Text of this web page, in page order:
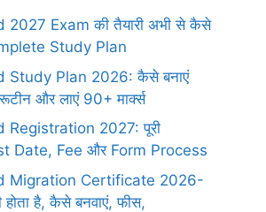
2027 Exam की तैयारी अभी से कैसे
Study Plan
Study Plan 2026: कैसे बनाएं
और लाएं 90+ मार्क्स
Registration 2027: पूरी
Date, Fee और Form Process
Migration Certificate 2026-
है, कैसे बनवाएं, फीस,